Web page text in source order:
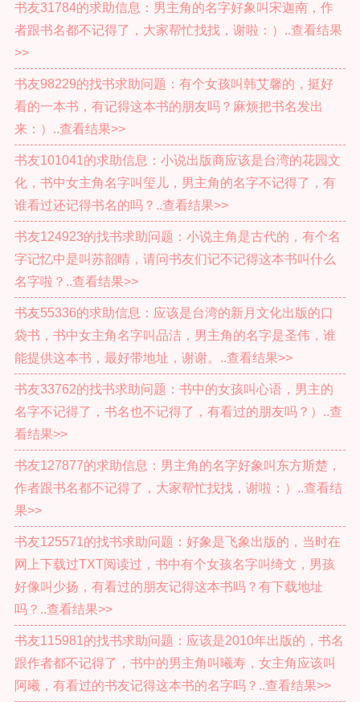
书友31784的求助信息：男主角的名字好象叫宋迦南，作
者跟书名都不记得了，大家帮忙找找，谢啦：）..查看结果
>>
书友98229的找书求助问题：有个女孩叫韩艾馨的，挺好
看的一本书，有记得这本书的朋友吗？麻烦把书名发出
来：）..查看结果>>
书友101041的求助信息：小说出版商应该是台湾的花园文
化，书中女主角名字叫玺儿，男主角的名字不记得了，有
谁看过还记得书名的吗？..查看结果>>
书友124923的找书求助问题：小说主角是古代的，有个名
字记忆中是叫苏韶晴，请问书友们记不记得这本书叫什么
名字啦？..查看结果>>
书友55336的求助信息：应该是台湾的新月文化出版的口
袋书，书中女主角名字叫品洁，男主角的名字是圣伟，谁
能提供这本书，最好带地址，谢谢。..查看结果>>
书友33762的找书求助问题：书中的女孩叫心语，男主的
名字不记得了，书名也不记得了，有看过的朋友吗？）..查
看结果>>
书友127877的求助信息：男主角的名字好象叫东方斯楚，
作者跟书名都不记得了，大家帮忙找找，谢啦：）..查看结
果>>
书友125571的找书求助问题：好象是飞象出版的，当时在
网上下载过TXT阅读过，书中有个女孩名字叫绮文，男孩
好像叫少扬，有看过的朋友记得这本书吗？有下载地址
吗？..查看结果>>
书友115981的找书求助问题：应该是2010年出版的，书名
跟作者都不记得了，书中的男主角叫曦寿，女主角应该叫
阿曦，有看过的书友记得这本书的名字吗？..查看结果>>